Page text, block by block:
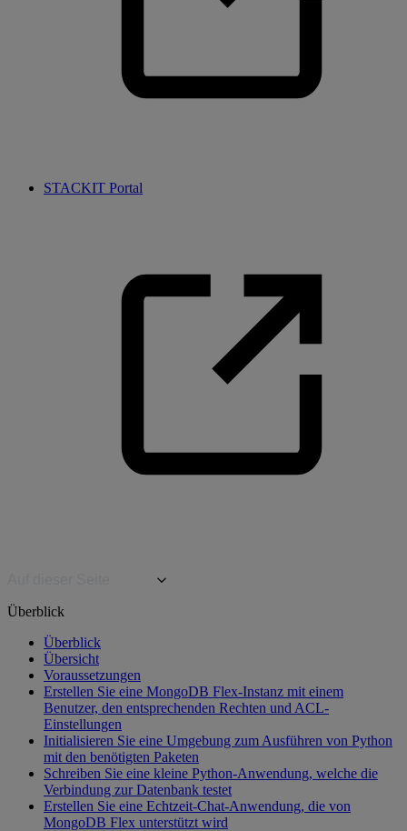
STACKIT Portal
Überblick
Überblick
Übersicht
Voraussetzungen
Erstellen Sie eine MongoDB Flex-Instanz mit einem
Benutzer, den entsprechenden Rechten und ACL-
Einstellungen
Initialisieren Sie eine Umgebung zum Ausführen von Python
mit den benötigten Paketen
Schreiben Sie eine kleine Python-Anwendung, welche die
Verbindung zur Datenbank testet
Erstellen Sie eine Echtzeit-Chat-Anwendung, die von
MongoDB Flex unterstützt wird